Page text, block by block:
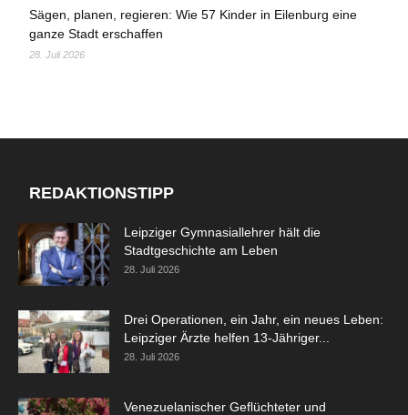
Sägen, planen, regieren: Wie 57 Kinder in Eilenburg eine
ganze Stadt erschaffen
28. Juli 2026
REDAKTIONSTIPP
Leipziger Gymnasiallehrer hält die
Stadtgeschichte am Leben
28. Juli 2026
Drei Operationen, ein Jahr, ein neues Leben:
Leipziger Ärzte helfen 13-Jähriger...
28. Juli 2026
Venezuelanischer Geflüchteter und